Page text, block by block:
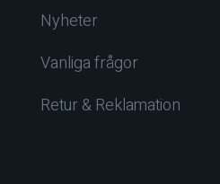
Nyheter
Vanliga frågor
Retur & Reklamation